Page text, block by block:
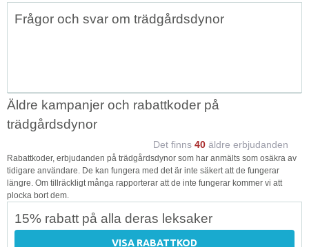
Topp
Frågor och svar om trädgårdsdynor
Äldre kampanjer och rabattkoder på
trädgårdsdynor
Det finns 40 äldre erbjudanden
Rabattkoder, erbjudanden på trädgårdsdynor som har anmälts som osäkra av
tidigare användare. De kan fungera med det är inte säkert att de fungerar
längre. Om tillräckligt många rapporterar att de inte fungerar kommer vi att
plocka bort dem.
15% rabatt på alla deras leksaker
VISA RABATTKOD